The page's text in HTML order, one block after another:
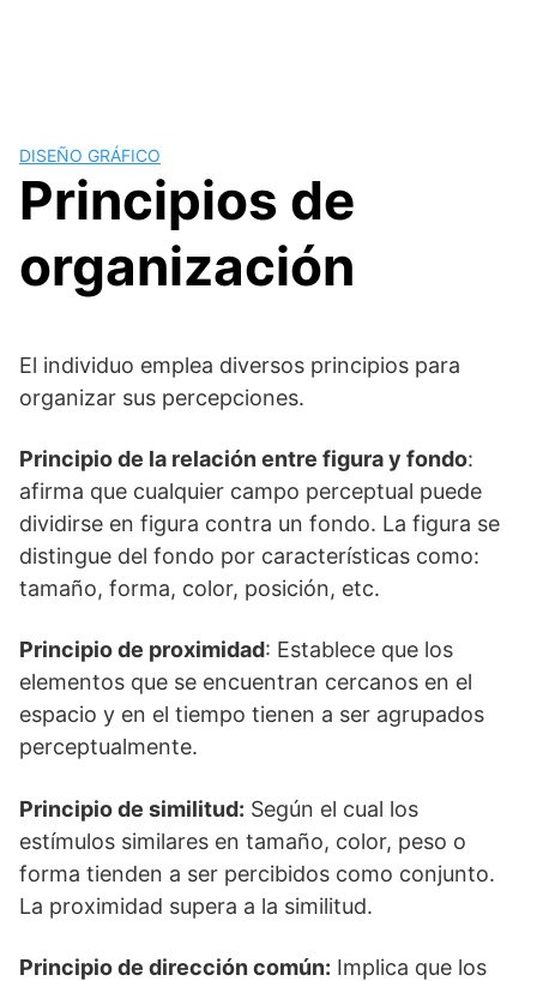
DISEÑO GRÁFICO
Principios de
organización
El individuo emplea diversos principios para
organizar sus percepciones.
Principio de la relación entre figura y fondo:
afirma que cualquier campo perceptual puede
dividirse en figura contra un fondo. La figura se
distingue del fondo por características como:
tamaño, forma, color, posición, etc.
Principio de proximidad: Establece que los
elementos que se encuentran cercanos en el
espacio y en el tiempo tienen a ser agrupados
perceptualmente.
Principio de similitud: Según el cual los
estímulos similares en tamaño, color, peso o
forma tienden a ser percibidos como conjunto.
La proximidad supera a la similitud.
Principio de dirección común: Implica que los